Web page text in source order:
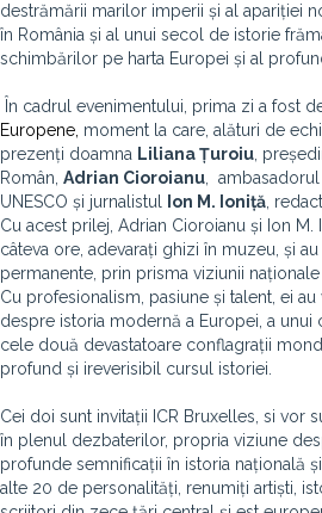
destrămării marilor imperii și al apariției
în România și al unui secol de istorie
schimbărilor pe harta Europei și al
În cadrul evenimentului, prima zi a fost
Europene moment la care, alături de
prezenți doamna Liliana Țuroiu ,
Român, Adrian Cioroianu ,
UNESCO și jurnalistul
Ion M. Ioniță ,
Cu acest prilej, Adrian Cioroianu și Ion M.
câteva ore, adevarați ghizi în muzeu, și
permanente, prin prisma viziunii
Cu profesionalism, pasiune și talent, ei
despre istoria modernă a Europei, a unui
cele două devastatoare conflagrații
profund și ireverisibil cursul istoriei.
Cei doi sunt invitații ICR Bruxelles si vor
în plenul dezbaterilor, propria viziune
profunde semnificații în istoria națională
alte 20 de personalități , renumiți artiști,